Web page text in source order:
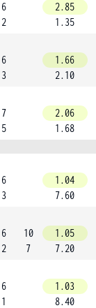
6
2
2.85
1.35
6
3
1.66
2.10
7
5
2.06
1.68
6
3
1.04
7.60
6
2
10
7
1.05
7.20
6
1
1.03
8.40